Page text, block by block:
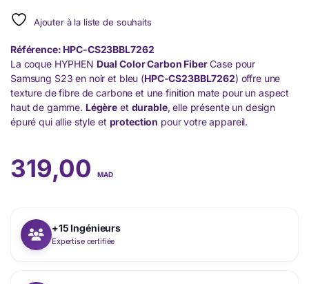
Ajouter à la liste de souhaits
Référence: HPC-CS23BBL7262
La coque HYPHEN Dual Color Carbon FiberCase pour
Samsung S23 en noir et bleu (HPC-CS23BBL7262) offre une
texture de fibre de carbone et une finition mate pour un aspect
haut de gamme. Légère et durable, elle présente un design
épuré qui allie style et protection pour votre appareil.
319,00MAD
+15 Ingénieurs
Expertise certifiée